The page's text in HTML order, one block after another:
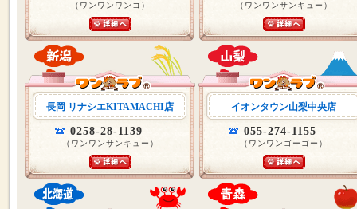
（ワンワンワンコ） （ワンワンサンキュー）
長岡 リナシエKITAMACHI店
0258-28-1139
（ワンワンサンキュー）
イオンタウン山梨中央店
055-274-1155
（ワンワンゴーゴー）